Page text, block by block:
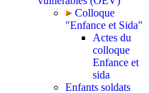
Colloque
"Enfance et Sida"
Actes du
colloque
Enfance et
sida
Enfants soldats